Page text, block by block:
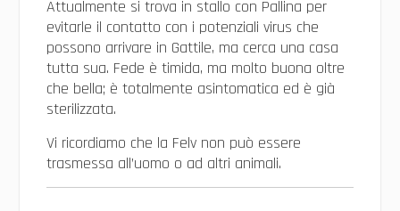
Attualmente si trova in stallo con Pallina per
evitarle il contatto con i potenziali virus che
possono arrivare in Gattile, ma cerca una casa
tutta sua. Fede è timida, ma molto buona oltre
che bella; è totalmente asintomatica ed è già
sterilizzata.
Vi ricordiamo che la Felv non può essere
trasmessa all’uomo o ad altri animali.